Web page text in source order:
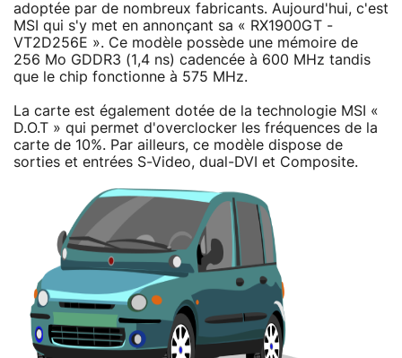
adoptée par de nombreux fabricants. Aujourd'hui, c'est
MSI qui s'y met en annonçant sa « RX1900GT -
VT2D256E ». Ce modèle possède une mémoire de
256 Mo GDDR3 (1,4 ns) cadencée à 600 MHz tandis
que le chip fonctionne à 575 MHz.
La carte est également dotée de la technologie MSI «
D.O.T » qui permet d'overclocker les fréquences de la
carte de 10%. Par ailleurs, ce modèle dispose de
sorties et entrées S-Video, dual-DVI et Composite.